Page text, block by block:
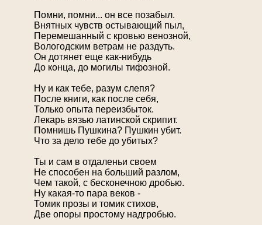
Помни, помни... он все позабыл.
Внятных чувств остывающий пыл,
Перемешанный с кровью венозной,
Вологодским ветрам не раздуть.
Он дотянет еще как-нибудь
До конца, до могилы тифозной.
Ну и как тебе, разум слепя?
После книги, как после себя,
Только опыта переизбыток.
Лекарь вязью латинской скрипит.
Помнишь Пушкина? Пушкин убит.
Что за дело тебе до убитых?
Ты и сам в отдаленьи своем
Не способен на больший разлом,
Чем такой, с бесконечною дробью.
Ну какая-то пара веков -
Томик прозы и томик стихов,
Две опоры простому надгробью.